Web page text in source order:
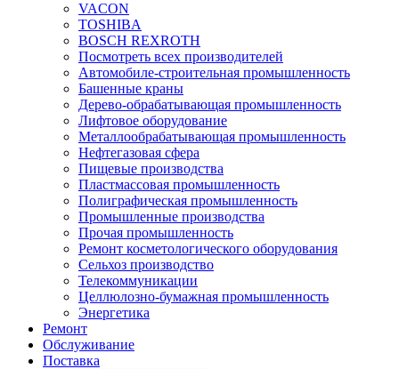
VACON
TOSHIBA
BOSCH REXROTH
Посмотреть всех производителей
Автомобиле-строительная промышленность
Башенные краны
Дерево-обрабатывающая промышленность
Лифтовое оборудование
Металлообрабатывающая промышленность
Нефтегазовая сфера
Пищевые производства
Пластмассовая промышленность
Полиграфическая промышленность
Промышленные производства
Прочая промышленность
Ремонт косметологического оборудования
Сельхоз производство
Телекоммуникации
Целлюлозно-бумажная промышленность
Энергетика
Ремонт
Обслуживание
Поставка